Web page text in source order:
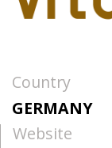
Country
GERMANY
Website